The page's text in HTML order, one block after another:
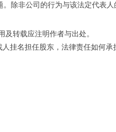
除非公司的行为与该法定代表
转载应注明作者与出处。
挂名担任股东，法律责任如何承